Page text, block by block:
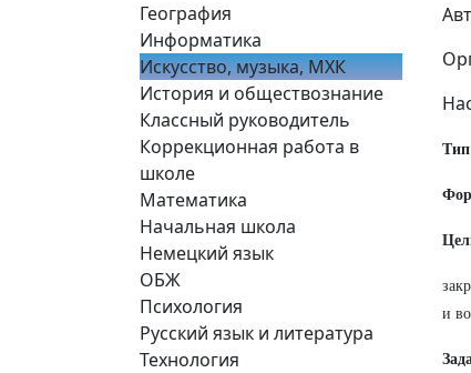
География
Информатика
Искусство, музыка, МХК
История и обществознание
Классный руководитель
Коррекционная работа в
школе
Математика
Начальная школа
Немецкий язык
ОБЖ
Психология
Русский язык и литература
Технология
Тип
и